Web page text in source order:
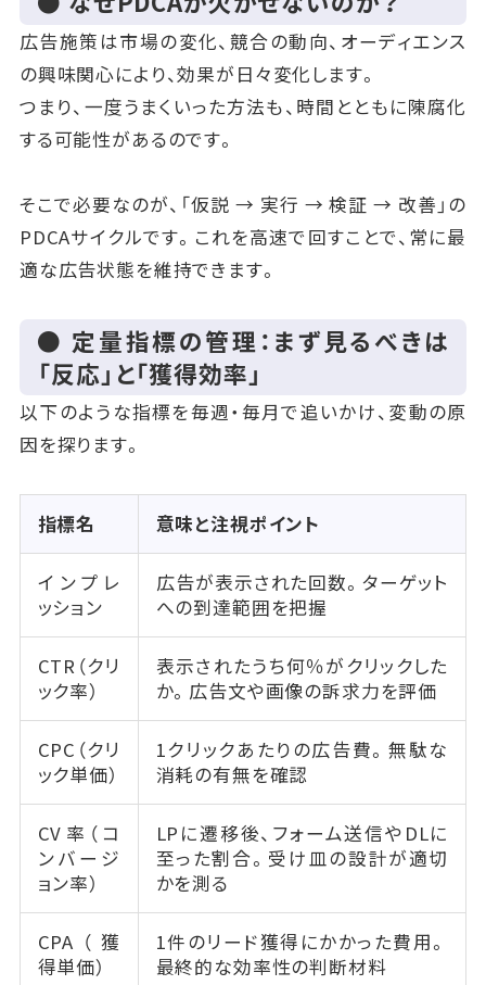
広告施策は市場の変化、競合の動向、オーディエンス
の興味関心により、効果が日々変化します。
つまり、一度うまくいった方法も、時間とともに陳腐化
する可能性があるのです。
そこで必要なのが、「仮説 → 実行 → 検証 → 改善」の
PDCAサイクルです。これを高速で回すことで、常に最
適な広告状態を維持できます。
● 定量指標の管理：まず見るべきは
「反応」と「獲得効率」
以下のような指標を毎週・毎月で追いかけ、変動の原
因を探ります。
指標名 意味と注視ポイント
インプレ
ッション
広告が表示された回数。ターゲット
への到達範囲を把握
CTR（クリ
ック率）
表示されたうち何％がクリックした
か。広告文や画像の訴求力を評価
CPC（クリ
ック単価）
1クリックあたりの広告費。無駄な
消耗の有無を確認
CV率（コ
ンバージ
ョン率）
LPに遷移後、フォーム送信やDLに
至った割合。受け皿の設計が適切
かを測る
CPA（獲
得単価）
1件のリード獲得にかかった費用。
最終的な効率性の判断材料